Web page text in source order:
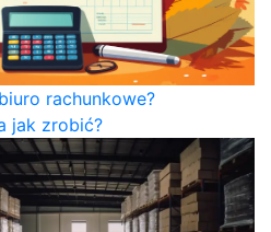
rachunkowe?
jak zrobić?